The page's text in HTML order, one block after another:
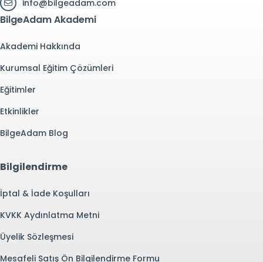
info@bilgeadam.com
BilgeAdam Akademi
Akademi Hakkında
Kurumsal Eğitim Çözümleri
Eğitimler
Etkinlikler
BilgeAdam Blog
Bilgilendirme
İptal & İade Koşulları
KVKK Aydınlatma Metni
Üyelik Sözleşmesi
Mesafeli Satış Ön Bilgilendirme Formu